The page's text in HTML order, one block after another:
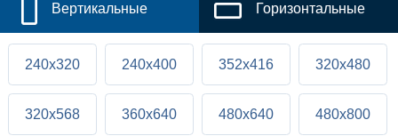
Вертикальные Горизонтальные
240x320 240x400 352x416 320x480
320x568 360x640 480x640 480x800